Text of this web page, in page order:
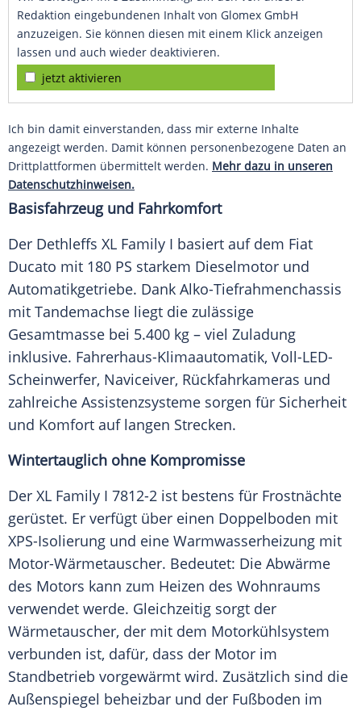
Redaktion eingebundenen Inhalt von Glomex GmbH
anzuzeigen. Sie können diesen mit einem Klick anzeigen
lassen und auch wieder deaktivieren.
jetzt aktivieren
Ich bin damit einverstanden, dass mir externe Inhalte
angezeigt werden. Damit können personenbezogene Daten an
Drittplattformen übermittelt werden. Mehr dazu in unseren
Datenschutzhinweisen.
Basisfahrzeug und Fahrkomfort
Der Dethleffs XL Family I basiert auf dem Fiat
Ducato mit 180 PS starkem Dieselmotor und
Automatikgetriebe. Dank Alko-Tiefrahmenchassis
mit Tandemachse liegt die zulässige
Gesamtmasse bei 5.400 kg – viel Zuladung
inklusive. Fahrerhaus-Klimaautomatik, Voll-LED-
Scheinwerfer, Naviceiver, Rückfahrkameras und
zahlreiche Assistenzsysteme sorgen für Sicherheit
und Komfort auf langen Strecken.
Wintertauglich ohne Kompromisse
Der XL Family I 7812-2 ist bestens für Frostnächte
gerüstet. Er verfügt über einen Doppelboden mit
XPS-Isolierung und eine Warmwasserheizung mit
Motor-Wärmetauscher. Bedeutet: Die Abwärme
des Motors kann zum Heizen des Wohnraums
verwendet werde. Gleichzeitig sorgt der
Wärmetauscher, der mit dem Motorkühlsystem
verbunden ist, dafür, dass der Motor im
Standbetrieb vorgewärmt wird. Zusätzlich sind die
Außenspiegel beheizbar und der Fußboden im